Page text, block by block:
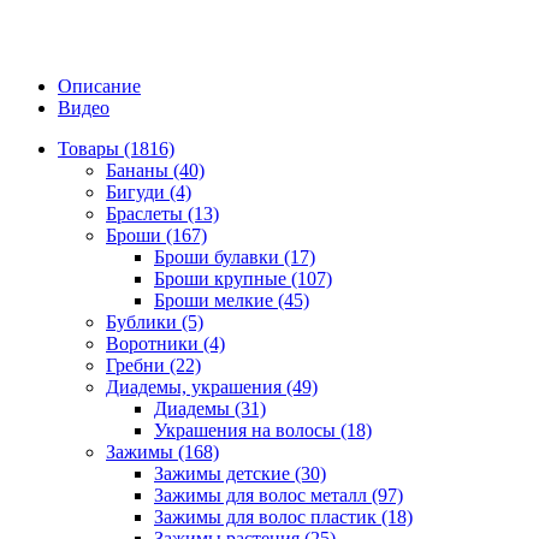
Описание
Видео
Товары (1816)
Бананы (40)
Бигуди (4)
Браслеты (13)
Броши (167)
Броши булавки (17)
Броши крупные (107)
Броши мелкие (45)
Бублики (5)
Воротники (4)
Гребни (22)
Диадемы, украшения (49)
Диадемы (31)
Украшения на волосы (18)
Зажимы (168)
Зажимы детские (30)
Зажимы для волос металл (97)
Зажимы для волос пластик (18)